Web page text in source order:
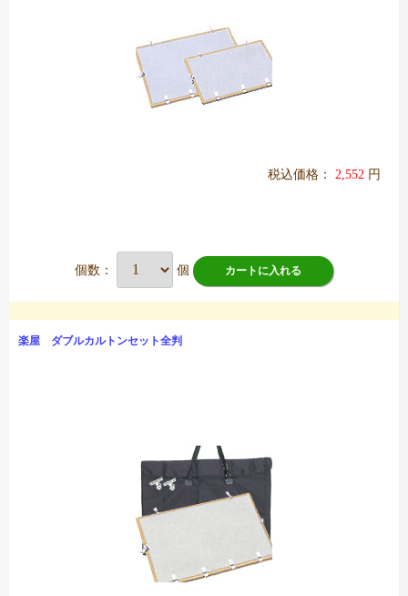
税込価格： 2,552 円
個数： 個 カートに入れる
楽屋 ダブルカルトンセット全判